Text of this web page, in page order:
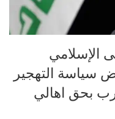
الإسلامي
سياسة التهجير
بحق اهالي